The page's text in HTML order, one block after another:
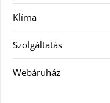
Klíma
Szolgáltatás
Webáruház